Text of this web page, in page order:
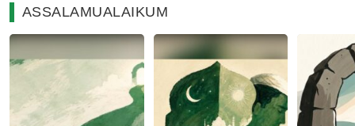
ASSALAMUALAIKUM